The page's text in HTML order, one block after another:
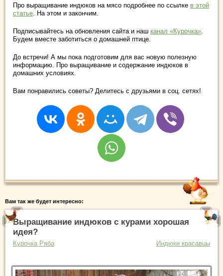
Про выращивание индюков на мясо подробнее по ссылке в этой
статье . На этом и закончим.
Подписывайтесь на обновления сайта и наш канал «Курочка»
Будем вместе заботиться о домашней птице.
До встречи! А мы пока подготовим для вас новую полезную
информацию. Про выращивание и содержание индюков в
домашних условиях.
Вам понравились советы? Делитесь с друзьями в соц. сетях!
Вам так же будет интересно:
Выращивание индюков с курами хорошая
идея?
Курочка Ряба Индюки красавцы